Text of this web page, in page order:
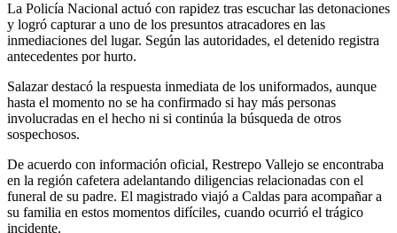
La Policía Nacional actuó con rapidez tras escuchar las detonaciones
y logró capturar a uno de los presuntos atracadores en las
inmediaciones del lugar. Según las autoridades, el detenido registra
antecedentes por hurto.
Salazar destacó la respuesta inmediata de los uniformados, aunque
hasta el momento no se ha confirmado si hay más personas
involucradas en el hecho ni si continúa la búsqueda de otros
sospechosos.
De acuerdo con información oficial, Restrepo Vallejo se encontraba
en la región cafetera adelantando diligencias relacionadas con el
funeral de su padre. El magistrado viajó a Caldas para acompañar a
su familia en estos momentos difíciles, cuando ocurrió el trágico
incidente.